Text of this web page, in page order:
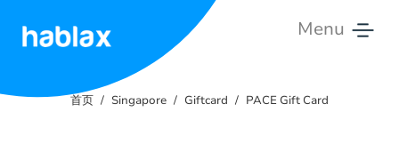
Menu
首页 Singapore Giftcard PACE Gift Card